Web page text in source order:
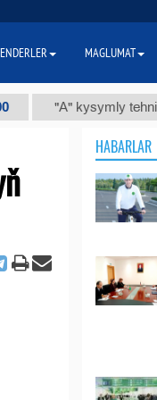
kysymly tehniki ýody (t.)
HABARLAR
MAGLUMAT